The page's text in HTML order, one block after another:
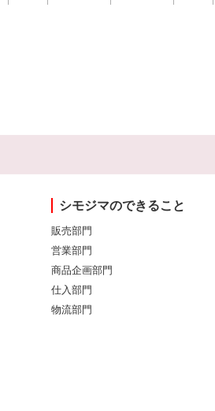
シモジマのできること
販売部門
営業部門
商品企画部門
仕入部門
物流部門